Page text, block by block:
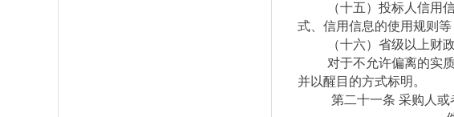
（十五）投标人信用
式、信用信息的使用规则等
（十六）省级以上财
对于不允许偏离的实
并以醒目的方式标明。
第二十一条 采购人